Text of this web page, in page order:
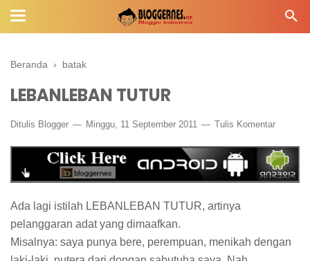
Beranda › batak
LEBANLEBAN TUTUR
Ditulis Blogger Minggu, 11 September 2011 Tulis Komentar
Ada lagi istilah LEBANLEBAN TUTUR, artinya
pelanggaran adat yang dimaafkan.
Misalnya: saya punya bere, perempuan, menikah dengan